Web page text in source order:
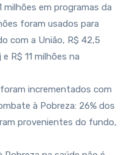
milhões em programas da
foram usados para
com a União, R$ 42,5
R$ 11 milhões na
incrementados com
à Pobreza: 26% dos
provenientes do fundo,